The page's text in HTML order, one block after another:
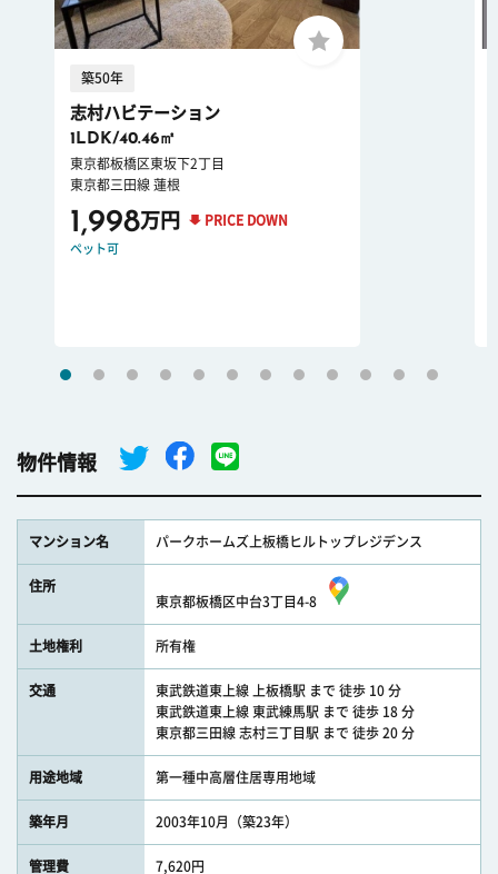
築50年
志村ハビテーション
1LDK/40.46㎡
東京都板橋区東坂下2丁目
東京都三田線 蓮根
1,998万円 PRICE DOWN
ペット可
物件情報
マンション名 パークホームズ上板橋ヒルトップレジデンス
住所
東京都板橋区中台3丁目4-8
土地権利 所有権
交通
東武鉄道東上線 上板橋駅 まで 徒歩 10 分
東武鉄道東上線 東武練馬駅 まで 徒歩 18 分
東京都三田線 志村三丁目駅 まで 徒歩 20 分
用途地域 第一種中高層住居専用地域
築年月 2003年10月（築23年）
管理費 7,620円